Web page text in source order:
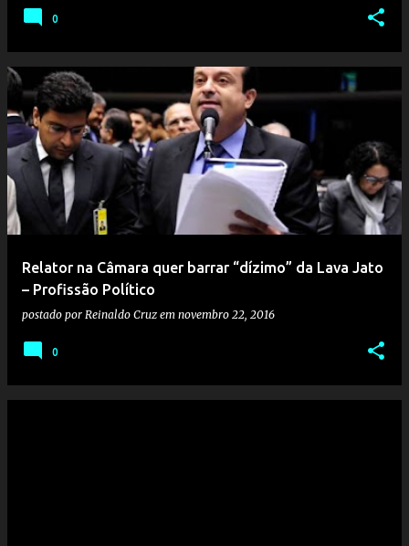
0
Relator na Câmara quer barrar “dízimo” da Lava Jato
– Profissão Político
postado por Reinaldo Cruz em novembro 22, 2016
0